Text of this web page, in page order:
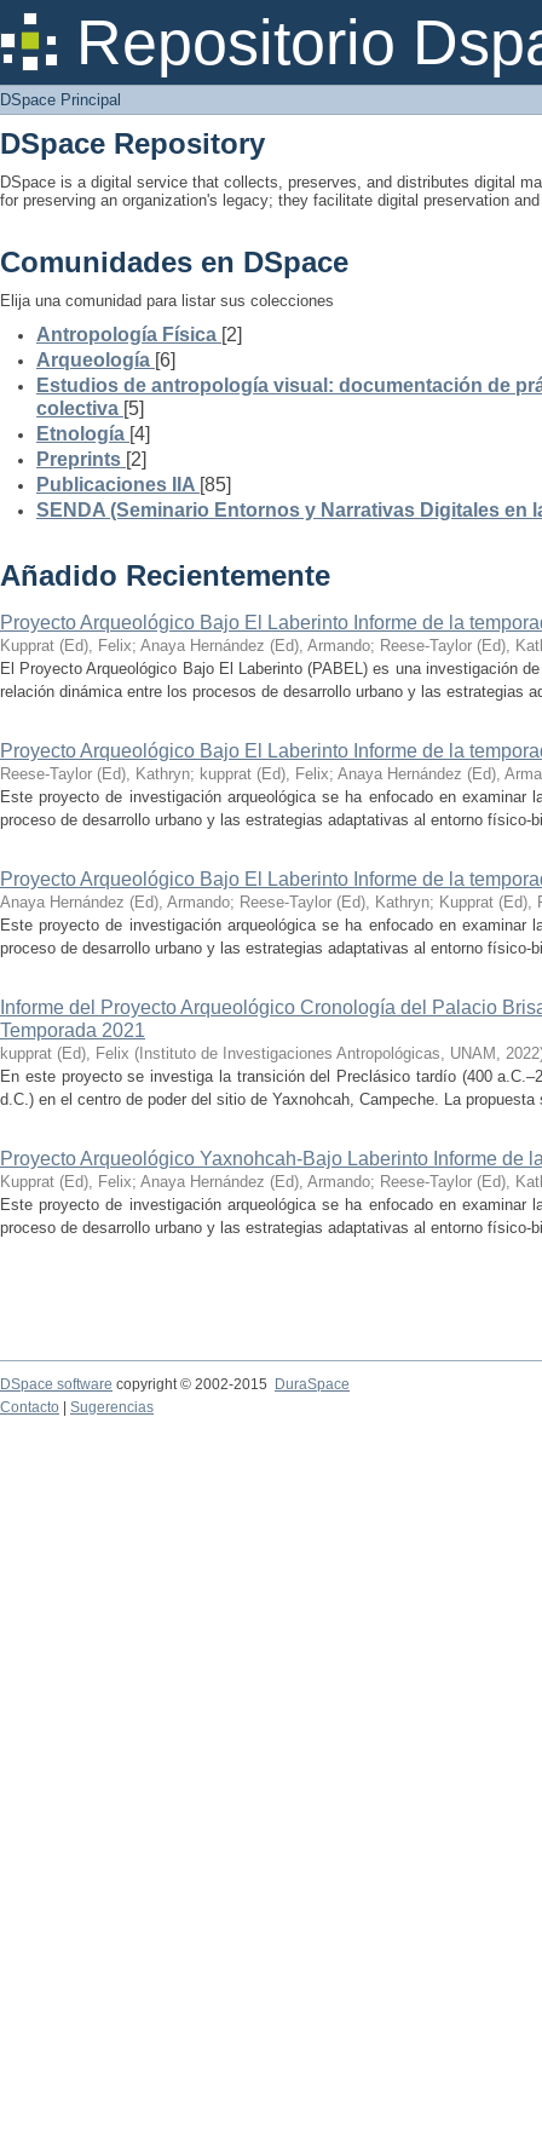
Repositorio
DSpace Principal
DSpace Principal
DSpace Repository
DSpace is a digital service that collects, preserves, and distributes digital
for preserving an organization's legacy; they facilitate digital preservation
Comunidades en DSpace
Elija una comunidad para listar sus colecciones
Antropología Física [2]
Arqueología [6]
Estudios de antropología visual: documentación de
colectiva [5]
Etnología [4]
Preprints [2]
Publicaciones IIA [85]
SENDA (Seminario Entornos y Narrativas Digitales en
Añadido Recientemente
Proyecto Arqueológico Bajo El Laberinto Informe de la
Kupprat (Ed), Felix; Anaya Hernández (Ed), Armando; Reese-Taylor (Ed),
El Proyecto Arqueológico Bajo El Laberinto (PABEL) es una investigación
relación dinámica entre los procesos de desarrollo urbano y las estrategias
Proyecto Arqueológico Bajo El Laberinto Informe de la
Reese-Taylor (Ed), Kathryn; kupprat (Ed), Felix; Anaya Hernández (Ed),
Este proyecto de investigación arqueológica se ha enfocado en examinar
proceso de desarrollo urbano y las estrategias adaptativas al entorno físico-
Proyecto Arqueológico Bajo El Laberinto Informe de la
Anaya Hernández (Ed), Armando; Reese-Taylor (Ed), Kathryn; Kupprat (Ed),
Este proyecto de investigación arqueológica se ha enfocado en examinar
proceso de desarrollo urbano y las estrategias adaptativas al entorno físico-
Informe del Proyecto Arqueológico Cronología del Palacio
Temporada 2021
kupprat (Ed), Felix ( Instituto de Investigaciones Antropológicas, UNAM , 2022
En este proyecto se investiga la transición del Preclásico tardío (400
d.C.) en el centro de poder del sitio de Yaxnohcah, Campeche. La
Proyecto Arqueológico Yaxnohcah-Bajo Laberinto Informe de
Kupprat (Ed), Felix; Anaya Hernández (Ed), Armando; Reese-Taylor (Ed),
Este proyecto de investigación arqueológica se ha enfocado en examinar
proceso de desarrollo urbano y las estrategias adaptativas al entorno físico-
DSpace software copyright © 2002-2015
DuraSpace
Contacto
Sugerencias